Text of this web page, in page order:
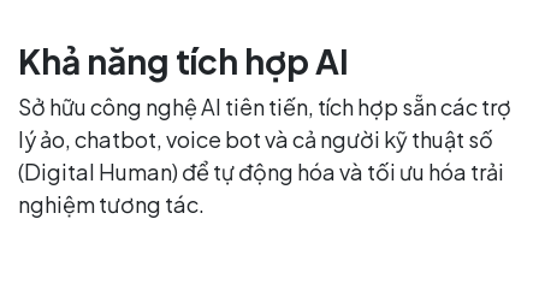
Khả năng tích hợp AI
Sở hữu công nghệ AI tiên tiến, tích hợp sẵn các trợ
lý ảo, chatbot, voice bot và cả người kỹ thuật số
(Digital Human) để tự động hóa và tối ưu hóa trải
nghiệm tương tác.